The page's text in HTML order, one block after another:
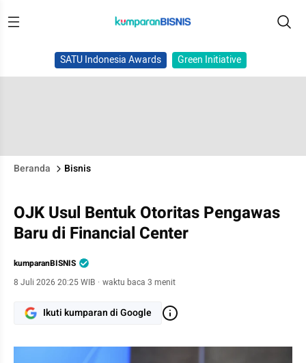
SATU Indonesia Awards Green Initiative
Beranda Bisnis
OJK Usul Bentuk Otoritas Pengawas
Baru di Financial Center
kumparanBISNIS
8 Juli 2026 20:25 WIB · waktu baca 3 menit
Ikuti kumparan di Google